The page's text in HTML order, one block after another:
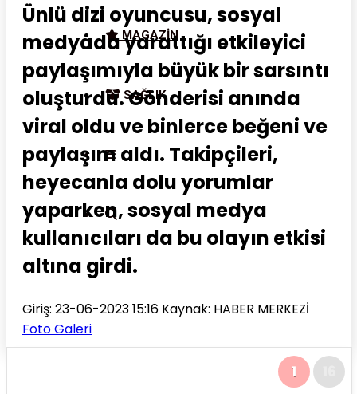
MAGAZIN
SAĞLIK
Ünlü dizi oyuncusu, sosyal
medyada yarattığı etkileyici
paylaşımıyla büyük bir sarsıntı
oluşturdu. Gönderisi anında
viral oldu ve binlerce beğeni ve
paylaşım aldı. Takipçileri,
heyecanla dolu yorumlar
yaparken, sosyal medya
kullanıcıları da bu olayın etkisi
altına girdi.
Giriş: 23-06-2023 15:16 Kaynak: HABER MERKEZİ
Foto Galeri
1